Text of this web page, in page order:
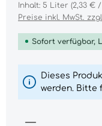
Inhalt: 5 Liter (2,33 €
Preise inkl. MwSt.
Sofort verfügbar,
Dieses
werden. Bitte
Produkt